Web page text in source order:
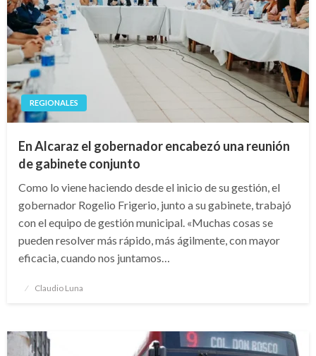
REGIONALES
En Alcaraz el gobernador encabezó una reunión
de gabinete conjunto
Como lo viene haciendo desde el inicio de su gestión, el
gobernador Rogelio Frigerio, junto a su gabinete, trabajó
con el equipo de gestión municipal. «Muchas cosas se
pueden resolver más rápido, más ágilmente, con mayor
eficacia, cuando nos juntamos…
Publicado
Claudio Luna